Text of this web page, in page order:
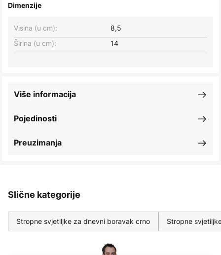
Dimenzije
Širina (u cm): 14
Visina (u cm): 8,5
Pojedinosti
Više informacija
Preuzimanja
Slične kategorije
Stropne svjetiljke za dnevni boravak crno Stropne